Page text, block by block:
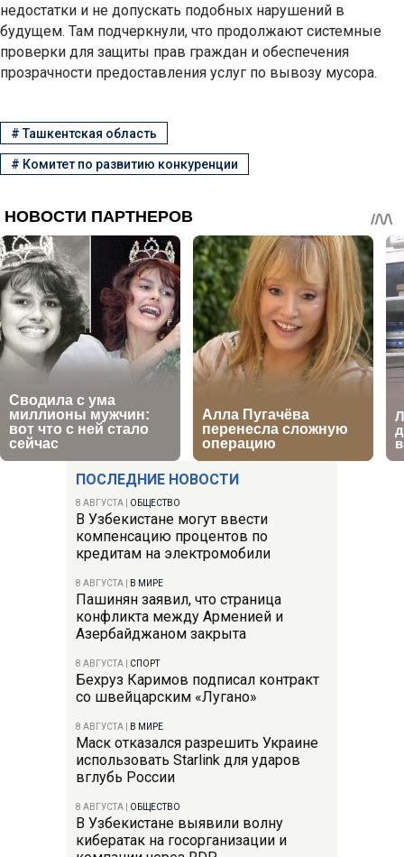
ПОСЛЕДНИЕ НОВОСТИ
8 АВГУСТА ОБЩЕСТВО
В Узбекистане могут ввести
компенсацию процентов по
кредитам на электромобили
8 АВГУСТА В МИРЕ
Пашинян заявил, что страница
конфликта между Арменией и
Азербайджаном закрыта
8 АВГУСТА СПОРТ
Бехруз Каримов подписал контракт
со швейцарским «Лугано»
8 АВГУСТА В МИРЕ
Маск отказался разрешить Украине
использовать Starlink для ударов
вглубь России
8 АВГУСТА ОБЩЕСТВО
В Узбекистане выявили волну
кибератак на госорганизации и
недостатки и не допускать подобных нарушений в
будущем. Там подчеркнули, что продолжают системные
проверки для защиты прав граждан и обеспечения
прозрачности предоставления услуг по вывозу мусора.
#Ташкентская область
# Комитет по развитию конкуренции